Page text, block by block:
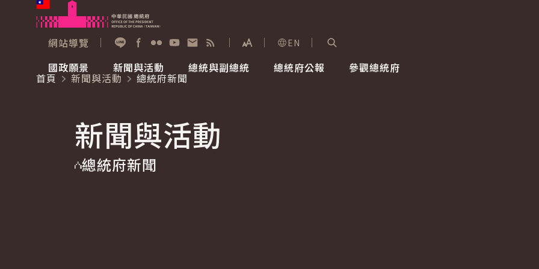
跳到主要內容
網站導覽
展開字級選單
EN
國政願景
國家氣候變遷對策委員會
重要談話
新聞與活動
總統府新聞
影音頻道
總統與副總統
賴清德總統
總統府公報 參觀總統府
參觀資訊
首頁
新聞與活動
總統府新聞
新聞與活動
總統府新聞